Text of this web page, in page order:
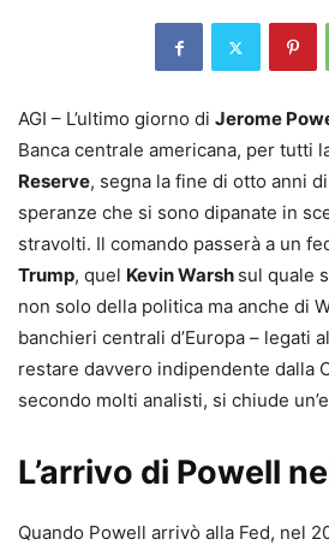
AGI – L’ultimo giorno di Jerome
Banca centrale americana, per tutti
Reserve, segna la fine di otto anni
speranze che si sono dipanate in
stravolti. Il comando passerà a un
Trump, quel Kevin Warsh sul quale
non solo della politica ma anche di
banchieri centrali d’Europa – legati
restare davvero indipendente dalla
secondo molti analisti, si chiude
L’arrivo di Powell
Quando Powell arrivò alla Fed, nel